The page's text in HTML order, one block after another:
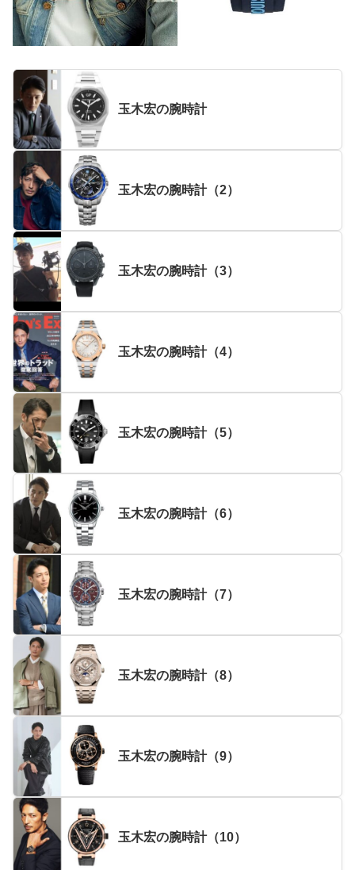
玉木宏の腕時計
玉木宏の腕時計（2）
玉木宏の腕時計（3）
玉木宏の腕時計（4）
玉木宏の腕時計（5）
玉木宏の腕時計（6）
玉木宏の腕時計（7）
玉木宏の腕時計（8）
玉木宏の腕時計（9）
玉木宏の腕時計（10）